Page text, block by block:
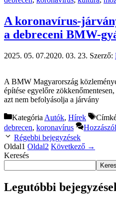
A koronavírus-
a debreceni BMW-
2025. 05. 07.2020. 03. 23. Szerző:
A BMW Magyarország
építése egyelőre
azt nem befolyásolja a járvány
Kategória Autók, Hírek
debrecen, koronavírus
Régebbi bejegyzések
Oldal1 Oldal2 Következő →
Keresés
Legutóbbi